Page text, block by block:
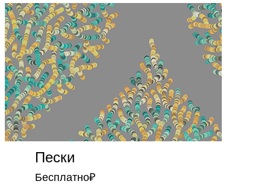
Пески
Бесплатно₽